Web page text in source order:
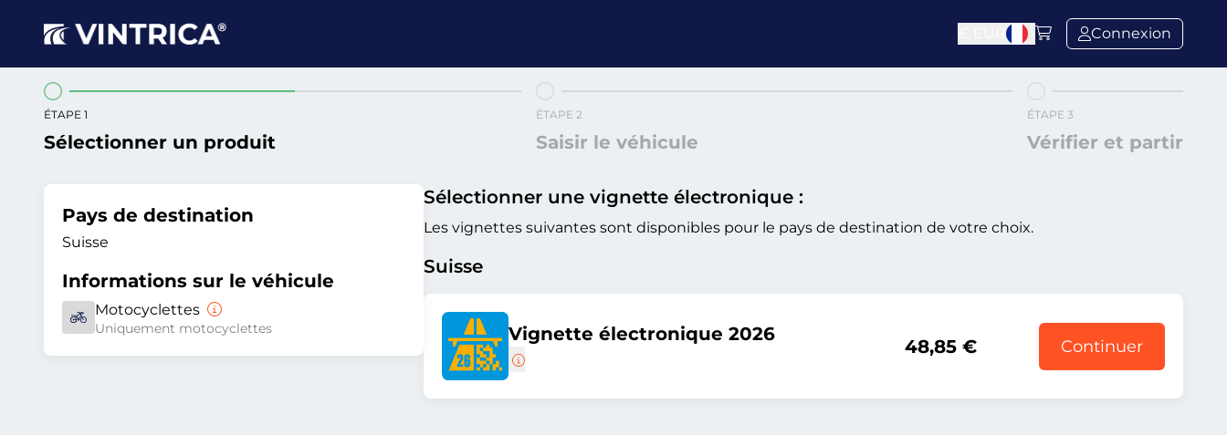
Connexion
ÉTAPE 1
Sélectionner un produit
ÉTAPE 2
Saisir le véhicule
ÉTAPE 3
Vérifier et partir
Pays de destination
Suisse
Informations sur le véhicule
Motocyclettes
Uniquement motocyclettes
Sélectionner une vignette électronique :
Les vignettes suivantes sont disponibles pour le pays de destination de votre choix.
Suisse
Vignette électronique 2026
48,85 € Continuer